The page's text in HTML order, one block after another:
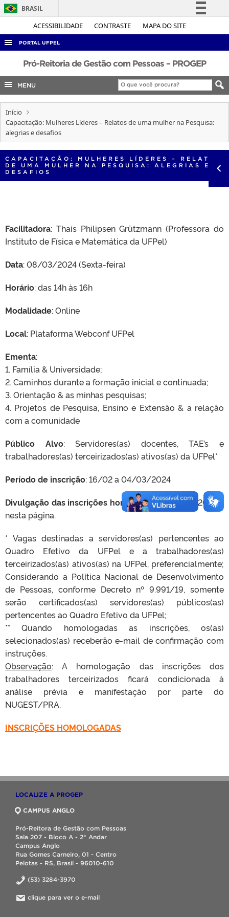
ACESSIBILIDADE CONTRASTE MAPA DO SITE
BRASIL
Simplifique!
Legislação
Canais
PORTAL UFPEL
ACESSO À INFORMAÇÃO
AUDITORIA
COBALTO
CONCURSOS
EDITAIS
OUVIDORIA
PORTARIAS
Pró-Reitoria de Gestão com Pessoas – PROGEP
MENU
Início
Capacitação: Mulheres Líderes – Relatos de uma mulher na Pesquisa:
alegrias e desafios
CAPACITAÇÃO: MULHERES LÍDERES – RELATOS
DE UMA MULHER NA PESQUISA: ALEGRIAS E
DESAFIOS
Facilitadora: Thaís Philipsen Grützmann (Professora do
Instituto de Física e Matemática da UFPel)
Data: 08/03/2024 (Sexta-feira)
Horário: das 14h às 16h
Modalidade: Online
Local: Plataforma Webconf UFPel
Ementa:
1. Família & Universidade;
2. Caminhos durante a formação inicial e continuada;
3. Orientação & as minhas pesquisas;
4. Projetos de Pesquisa, Ensino e Extensão & a relação
com a comunidade
Público Alvo: Servidores(as) docentes, TAE’s e
trabalhadores(as) terceirizados(as) ativos(as) da UFPel*
Período de inscrição: 16/02 a 04/03/2024
Divulgação das inscrições homologadas: 05/03/2024**,
nesta página.
* Vagas destinadas a servidores(as) pertencentes ao
Quadro Efetivo da UFPel e a trabalhadores(as)
terceirizados(as) ativos(as) na UFPel, preferencialmente;
Considerando a Política Nacional de Desenvolvimento
de Pessoas, conforme Decreto nº 9.991/19, somente
serão certificados(as) servidores(as) públicos(as)
pertencentes ao Quadro Efetivo da UFPel;
** Quando homologadas as inscrições, os(as)
selecionados(as) receberão e-mail de confirmação com
instruções.
Observação: A homologação das inscrições dos
trabalhadores terceirizados ficará condicionada à
análise prévia e manifestação por parte do
NUGEST/PRA.
INSCRIÇÕES HOMOLOGADAS
LOCALIZE A PROGEP
CAMPUS ANGLO
Pró-Reitora de Gestão com Pessoas
Sala 207 - Bloco A - 2° Andar
Campus Anglo
Rua Gomes Carneiro, 01 - Centro
Pelotas - RS, Brasil - 96010-610
(53) 3284-3970
clique para ver o e-mail